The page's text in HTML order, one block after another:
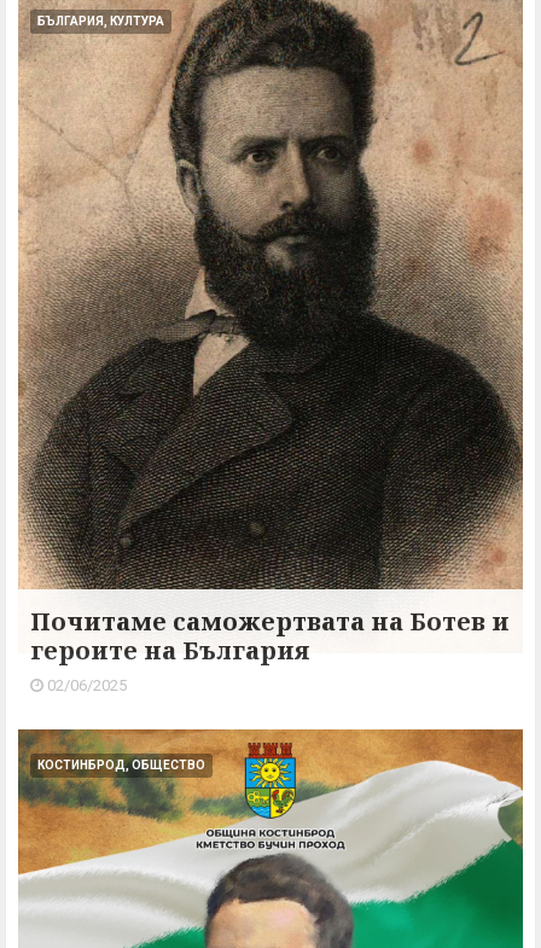
БЪЛГАРИЯ, КУЛТУРА
Почитаме саможертвата на Ботев и
героите на България
02/06/2025
КОСТИНБРОД, ОБЩЕСТВО